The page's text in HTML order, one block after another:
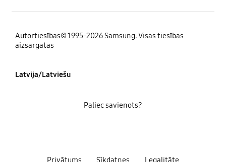
Autortiesības© 1995-2026 Samsung. Visas tiesības
aizsargātas
Latvija/Latviešu
Privātums Sīkdatnes Legalitāte
Paliec savienots?